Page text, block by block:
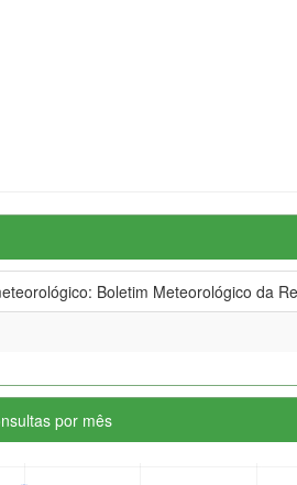
Boletim Meteorológico da
por mês